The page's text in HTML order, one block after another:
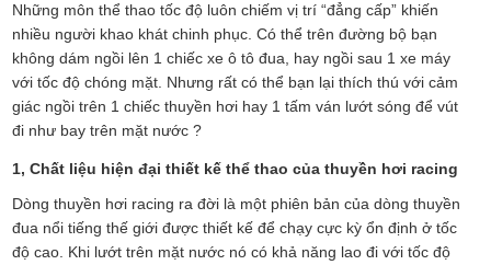
Những môn thể thao tốc độ luôn chiếm vị trí “đẳng cấp” khiến
nhiều người khao khát chinh phục. Có thể trên đường bộ bạn
không dám ngồi lên 1 chiếc xe ô tô đua, hay ngồi sau 1 xe máy
với tốc độ chóng mặt. Nhưng rất có thể bạn lại thích thú với cảm
giác ngồi trên 1 chiếc thuyền hơi hay 1 tấm ván lướt sóng để vút
đi như bay trên mặt nước ?
1, Chất liệu hiện đại thiết kế thể thao của thuyền hơi racing
Dòng thuyền hơi racing ra đời là một phiên bản của dòng thuyền
đua nổi tiếng thế giới được thiết kế để chạy cực kỳ ổn định ở tốc
độ cao. Khi lướt trên mặt nước nó có khả năng lao đi với tốc độ